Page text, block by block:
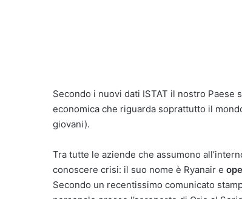
Secondo i nuovi dati ISTAT il nostro
economica che riguarda soprattutto il
giovani).
Tra tutte le aziende che assumono
conoscere crisi: il suo nome è Ryanair e
Secondo un recentissimo comunicato